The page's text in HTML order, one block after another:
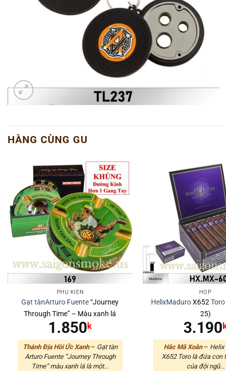
HÀNG CÙNG GU
PHỤ KIỆN
Gạt tànArturo Fuente“Journey
Through Time” – Màu xanh lá
1.850 k
Thánh Địa Hồi Ức Xanh– Gạt tàn
Arturo Fuente “Journey Through
Time” màu xanh lá là một...
HỘP
HelixMaduroX652Toro
25)
3.190
Hắc Mã Xoắn– Helix
X652 Toro là đứa con
của đội ngũ...